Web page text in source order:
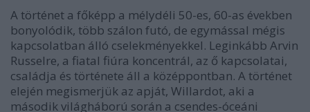
A történet a főképp a mélydéli 50-es, 60-as években
bonyolódik, több szálon futó, de egymással mégis
kapcsolatban álló cselekményekkel. Leginkább Arvin
Russelre, a fiatal fiúra koncentrál, az ő kapcsolatai,
családja és története áll a középpontban. A történet
elején megismerjük az apját, Willardot, aki a
második világháború során a csendes-óceáni